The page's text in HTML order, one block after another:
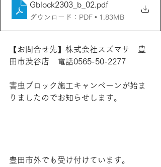
Gblock2303_b_02 .pdf
ダウンロード：PDF • 1.83MB
【お問合せ先】株式会社スズマサ　豊
田市渋谷店　電話0565-50-2277
害虫ブロック施工キャンペーンが始ま
りましたのでお知らせします。
豊田市外でも受け付けています。